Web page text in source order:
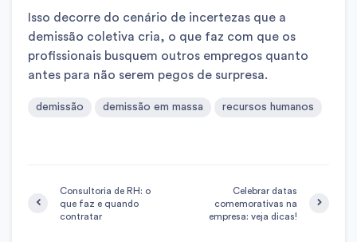
Isso decorre do cenário de incertezas que a
demissão coletiva cria, o que faz com que os
profissionais busquem outros empregos quanto
antes para não serem pegos de surpresa.
demissão demissão em massa recursos humanos
Consultoria de RH: o
que faz e quando
contratar
Celebrar datas
comemorativas na
empresa: veja dicas!